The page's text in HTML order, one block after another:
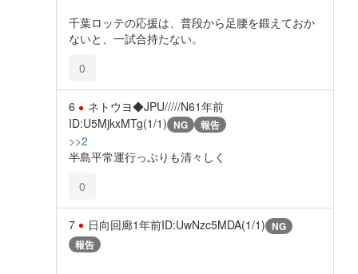
千葉ロッテの応援は、普段から足腰を鍛えておか
ないと、一試合持たない。
0
6 ネトウヨ◆JPU/////N61年前
ID:U5MjkxMTg(1/1) NG 報告
>>2
半島平常運行っぷりも清々しく
0
7 日向回廊1年前ID:UwNzc5MDA(1/1) NG
報告